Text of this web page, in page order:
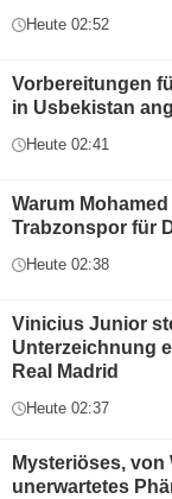
Heute 02:52
Vorbereitungen
in Usbekistan
Heute 02:41
Warum
Trabzonspor für
Heute 02:38
Vinicius Junior
Unterzeichnung
Real Madrid
Heute 02:37
Mysteriöses,
unerwartetes